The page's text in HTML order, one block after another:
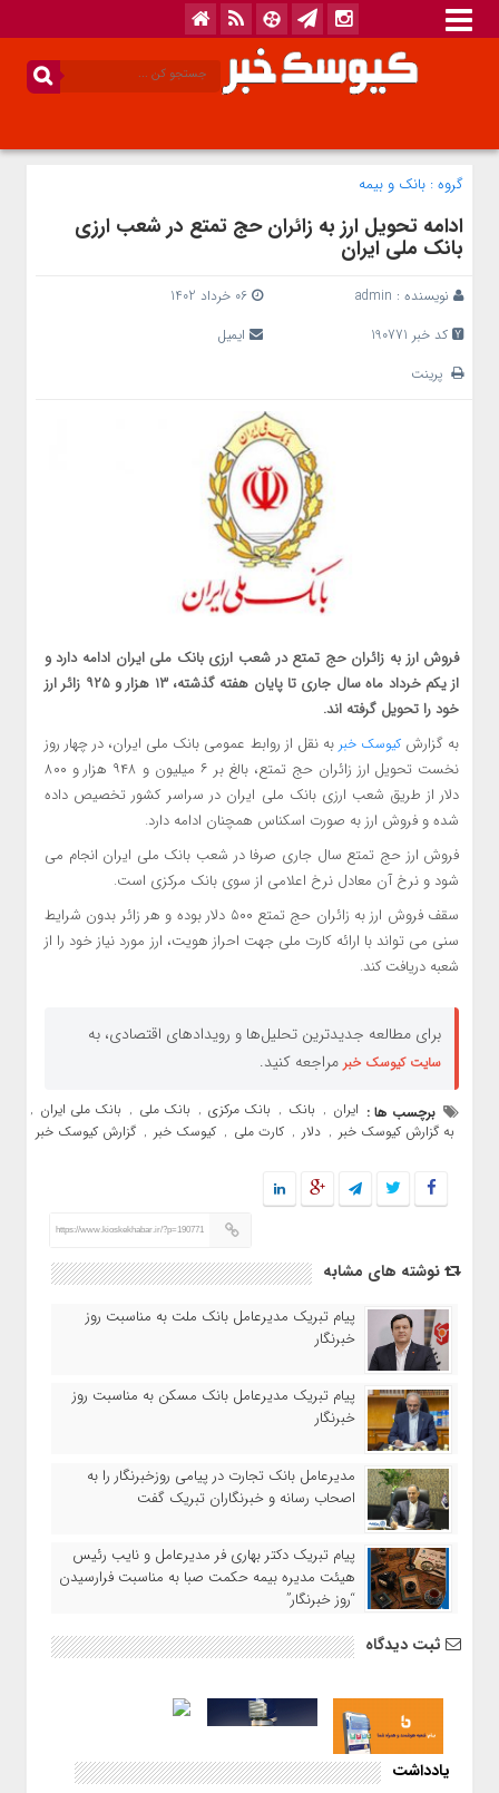
گروه : بانک‌ و بیمه
ادامه تحویل ارز به زائران حج تمتع در شعب ارزی
بانک ملی ایران
نویسنده : admin
06 خرداد 1402
کد خبر 190771
ایمیل
پرینت
فروش ارز به زائران حج تمتع در شعب ارزی بانک ملی ایران ادامه دارد و
از یکم خرداد ماه سال جاری تا پایان هفته گذشته، ۱۳ هزار و ۹۲۵ زائر ارز
خود را تحویل گرفته اند.
به گزارش کیوسک خبر به نقل از روابط عمومی بانک ملی ایران، در چهار روز
نخست تحویل ارز زائران حج تمتع، بالغ بر ۶ میلیون و ۹۴۸ هزار و ۸۰۰
دلار از طریق شعب ارزی بانک ملی ایران در سراسر کشور تخصیص داده
شده و فروش ارز به صورت اسکناس همچنان ادامه دارد.
فروش ارز حج تمتع سال جاری صرفا در شعب بانک ملی ایران انجام می
شود و نرخ آن معادل نرخ اعلامی از سوی بانک مرکزی است.
سقف فروش ارز به زائران حج تمتع ۵۰۰ دلار بوده و هر زائر بدون شرایط
سنی می تواند با ارائه کارت ملی جهت احراز هویت، ارز مورد نیاز خود را از
شعبه دریافت کند.
برای مطالعه جدیدترین تحلیل‌ها و رویدادهای اقتصادی، به
سایت کیوسک خبر مراجعه کنید.
برچسب ها : ایران , بانک , بانک مرکزی , بانک ملی , بانک ملی ایران ,
به گزارش کیوسک خبر , دلار , کارت ملی , کیوسک خبر , گزارش کیوسک خبر
https://www.kioskekhabar.ir/?p=190771
نوشته های مشابه
پیام تبریک مدیرعامل بانک ملت به مناسبت روز
خبرنگار
پیام تبریک مدیرعامل بانک مسکن به مناسبت روز
خبرنگار
مدیرعامل بانک تجارت در پیامی روزخبرنگار را به
اصحاب رسانه و خبرنگاران تبریک گفت
پیام تبریک دکتر بهاری فر مدیرعامل و نایب رئیس
هیئت مدیره بیمه حکمت صبا به مناسبت فرارسیدن
“روز خبرنگار”
ثبت دیدگاه
یادداشت